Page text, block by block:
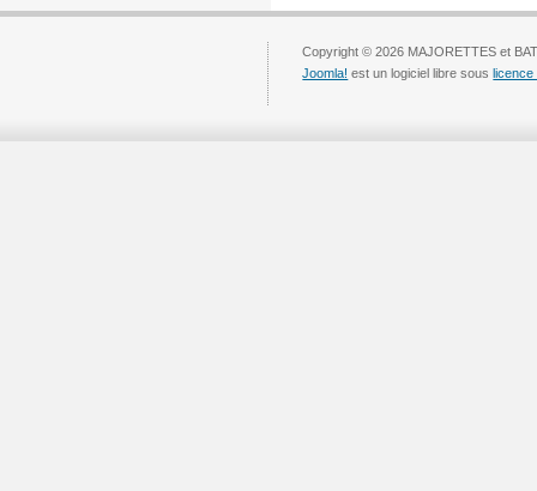
Copyright © 2026 MAJORETTES et
Joomla! est un logiciel libre souslicence